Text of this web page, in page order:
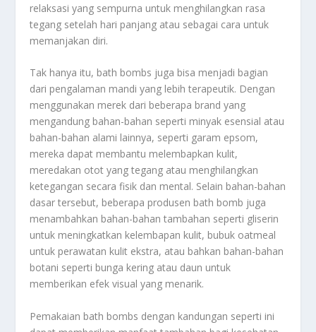
relaksasi yang sempurna untuk menghilangkan rasa
tegang setelah hari panjang atau sebagai cara untuk
memanjakan diri.
Tak hanya itu, bath bombs juga bisa menjadi bagian
dari pengalaman mandi yang lebih terapeutik. Dengan
menggunakan merek dari beberapa brand yang
mengandung bahan-bahan seperti minyak esensial atau
bahan-bahan alami lainnya, seperti garam epsom,
mereka dapat membantu melembapkan kulit,
meredakan otot yang tegang atau menghilangkan
ketegangan secara fisik dan mental. Selain bahan-bahan
dasar tersebut, beberapa produsen bath bomb juga
menambahkan bahan-bahan tambahan seperti gliserin
untuk meningkatkan kelembapan kulit, bubuk oatmeal
untuk perawatan kulit ekstra, atau bahkan bahan-bahan
botani seperti bunga kering atau daun untuk
memberikan efek visual yang menarik.
Pemakaian bath bombs dengan kandungan seperti ini